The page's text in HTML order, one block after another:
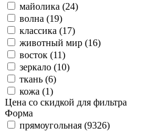
майолика (24)
волна (19)
классика (17)
животный мир (16)
восток (11)
зеркало (10)
ткань (6)
кожа (1)
Цена со скидкой для фильтра
Форма
прямоугольная (9326)